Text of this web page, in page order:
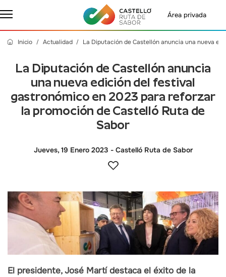
Área privada
Inicio Actualidad La Diputación de Castellón anuncia una nueva
La Diputación de Castellón anuncia
una nueva edición del festival
gastronómico en 2023 para reforzar
la promoción de Castelló Ruta de
Sabor
Jueves, 19 Enero 2023 - Castelló Ruta de Sabor
El presidente, José Martí destaca el éxito de la